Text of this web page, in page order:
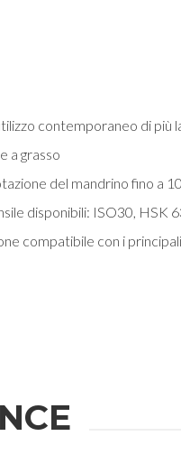
contemporaneo di più
a grasso
del mandrino fino a
disponibili: ISO30, HSK
compatibile con i